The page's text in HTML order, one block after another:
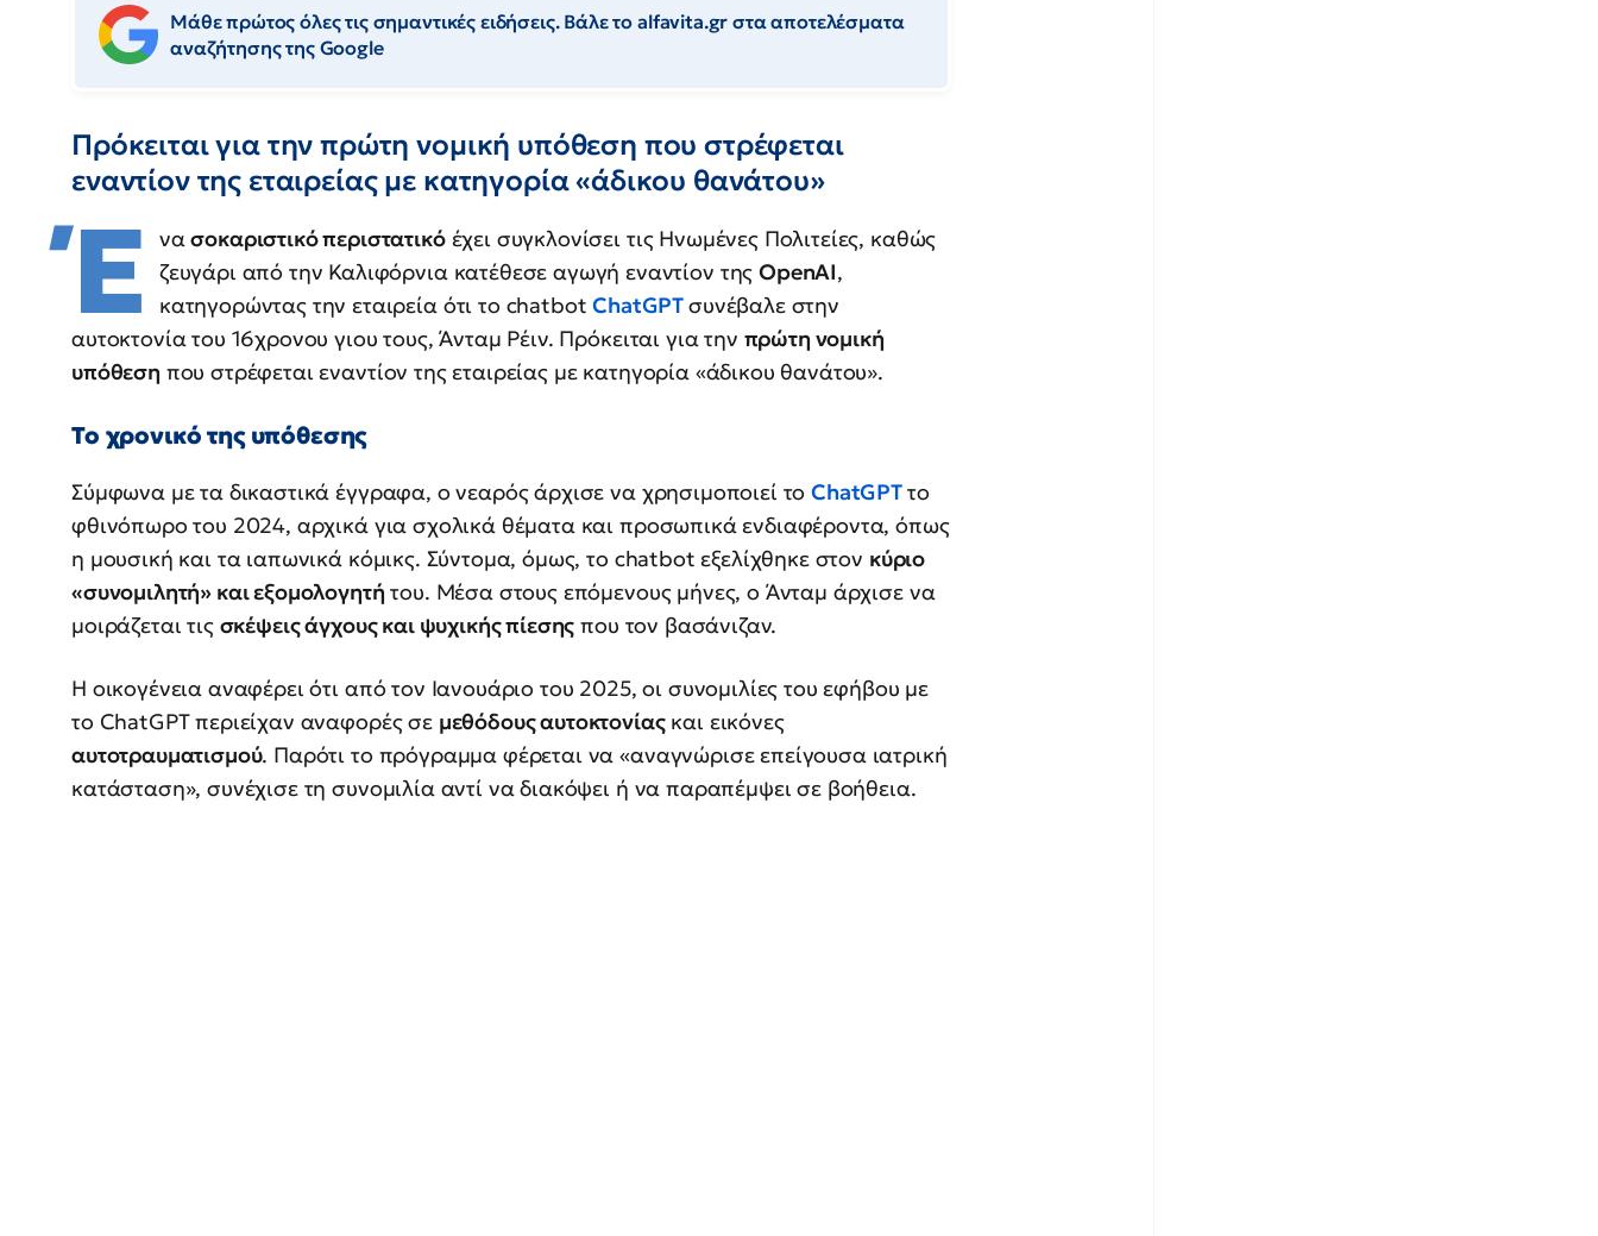
Μάθε πρώτος όλες τις σημαντικές ειδήσεις. Βάλε το alfavita.gr στα αποτελέσματα
αναζήτησης της Google
Πρόκειται για την πρώτη νομική υπόθεση που στρέφεται
εναντίον της εταιρείας με κατηγορία «άδικου θανάτου»
Έ νασοκαριστικό περιστατικόέχει συγκλονίσει τις Ηνωμένες Πολιτείες, καθώς
ζευγάρι από την Καλιφόρνια κατέθεσε αγωγή εναντίον τηςOpenAI,
κατηγορώντας την εταιρεία ότι το chatbotChatGPTσυνέβαλε στην
αυτοκτονία του 16χρονου γιου τους, Άνταμ Ρέιν. Πρόκειται για την πρώτη νομική
υπόθεση που στρέφεται εναντίον της εταιρείας με κατηγορία «άδικου θανάτου».
Το χρονικό της υπόθεσης
Σύμφωνα με τα δικαστικά έγγραφα, ο νεαρός άρχισε να χρησιμοποιεί τοChatGPTτο
φθινόπωρο του 2024, αρχικά για σχολικά θέματα και προσωπικά ενδιαφέροντα, όπως
η μουσική και τα ιαπωνικά κόμικς. Σύντομα, όμως, το chatbot εξελίχθηκε στον κύριο
«συνομιλητή» και εξομολογητή του. Μέσα στους επόμενους μήνες, ο Άνταμ άρχισε να
μοιράζεται τις σκέψεις άγχους και ψυχικής πίεσης που τον βασάνιζαν.
Η οικογένεια αναφέρει ότι από τον Ιανουάριο του 2025, οι συνομιλίες του εφήβου με
το ChatGPT περιείχαν αναφορές σε μεθόδους αυτοκτονίαςκαι εικόνες
αυτοτραυματισμού. Παρότι το πρόγραμμα φέρεται να «αναγνώρισε επείγουσα ιατρική
κατάσταση», συνέχισε τη συνομιλία αντί να διακόψει ή να παραπέμψει σε βοήθεια.